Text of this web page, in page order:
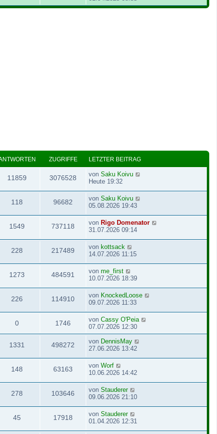
ZUGRIFFE LETZTER BEITRAG
11859 3076528 von Saku Koivu
Heute 19:32
118 96682 von Saku Koivu
05.08.2026 19:43
1549 737118 von Rigo Domenator
31.07.2026 09:14
228 217489 von kottsack
14.07.2026 11:15
1273 484591 von me_first
10.07.2026 18:39
226 114910 von KnockedLoose
09.07.2026 11:33
0 1746 von Cassy O'Peia
07.07.2026 12:30
1331 498272 von DennisMay
27.06.2026 13:42
148 63163 von Worf
10.06.2026 14:42
278 103646 von Stauderer
09.06.2026 21:10
45 17918 von Stauderer
01.04.2026 12:31